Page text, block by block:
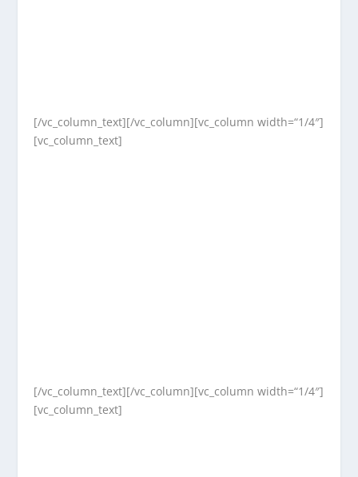
[/vc_column_text][/vc_column][vc_column width=“1/4″]
[vc_column_text]
[/vc_column_text][/vc_column][vc_column width=“1/4″]
[vc_column_text]